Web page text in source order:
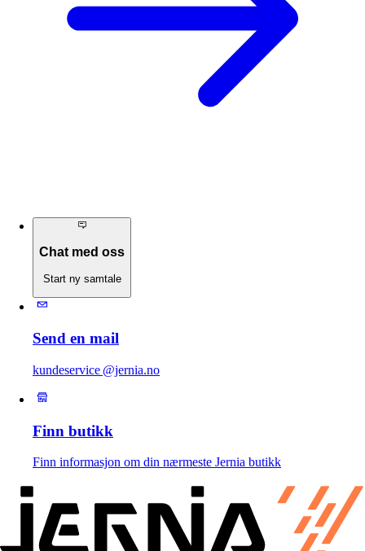
Chat med oss
Start ny samtale
Send en mail
kundeservice @jernia.no
Finn butikk
Finn informasjon om din nærmeste Jernia butikk